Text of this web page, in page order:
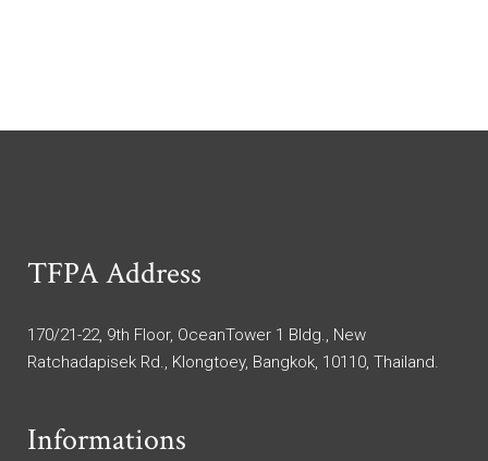
TFPA Address
170/21-22, 9th Floor, OceanTower 1 Bldg., New
Ratchadapisek Rd., Klongtoey, Bangkok, 10110, Thailand.
Informations